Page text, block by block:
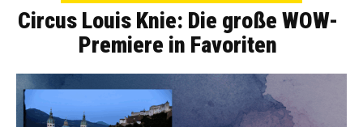
Circus Louis Knie: Die große WOW-
Premiere in Favoriten